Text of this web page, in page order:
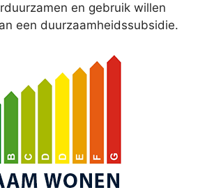
en gebruik willen
een duurzaamheidssubsidie.